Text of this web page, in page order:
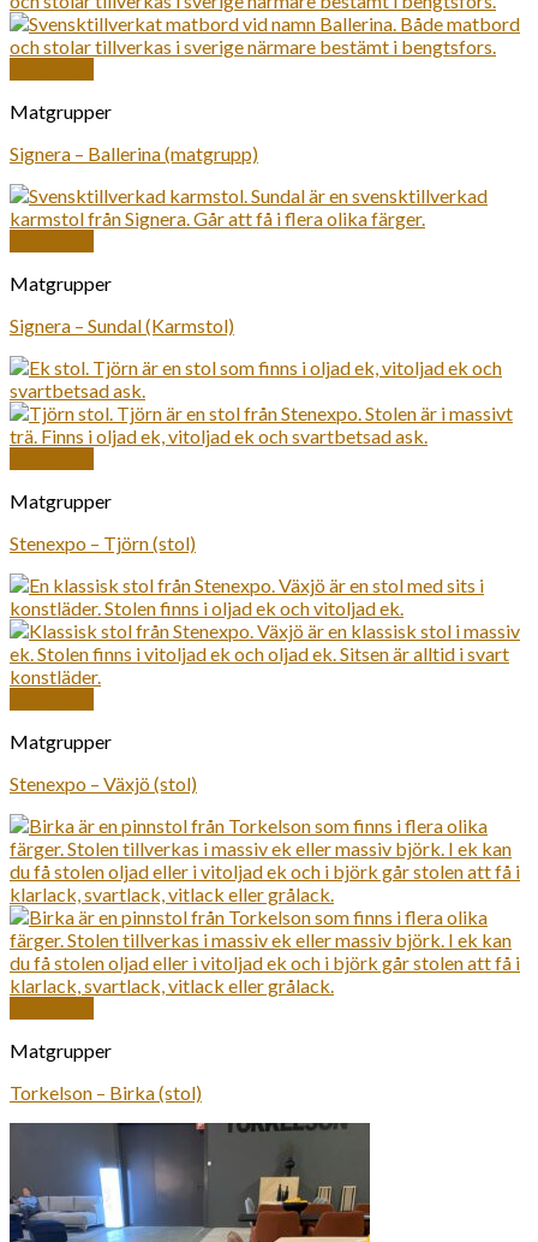
Matgrupper
Signera – Ballerina (matgrupp)
Matgrupper
Signera – Sundal (Karmstol)
Matgrupper
Stenexpo – Tjörn (stol)
Matgrupper
Stenexpo – Växjö (stol)
Matgrupper
Torkelson – Birka (stol)